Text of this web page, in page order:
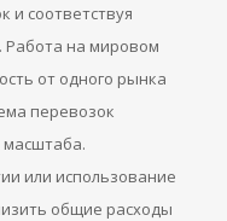
и соответствуя
Работа на мировом
от одного рынка
перевозок
масштаба.
или использование
общие расходы